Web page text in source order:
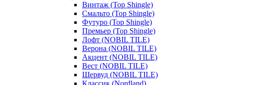
Винтаж (Top Shingle)
Смальто (Top Shingle)
Футуро (Top Shingle)
Премьер (Top Shingle)
Лофт (NOBIL TILE)
Верона (NOBIL TILE)
Акцент (NOBIL TILE)
Вест (NOBIL TILE)
Шервуд (NOBIL TILE)